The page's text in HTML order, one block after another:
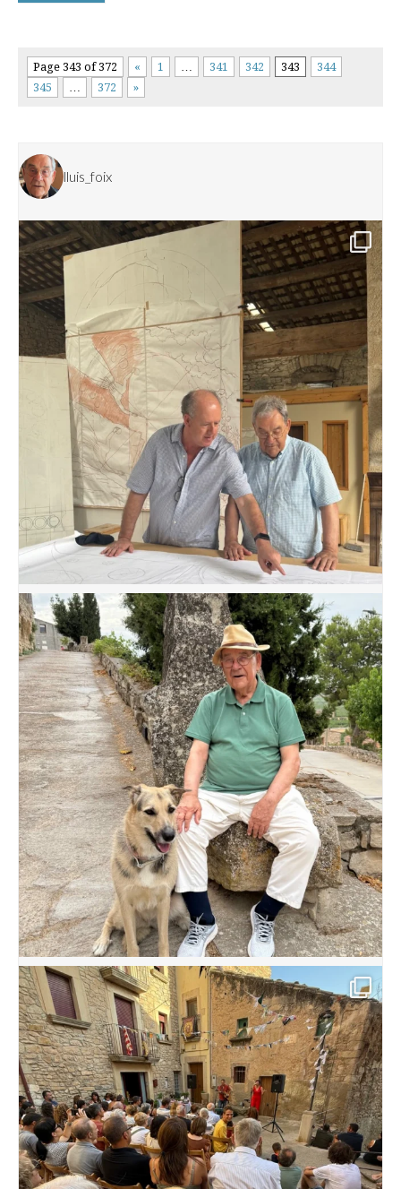
Page 343 of 372 « 1 … 341 342 343
344
345
… 372 »
lluis_foix